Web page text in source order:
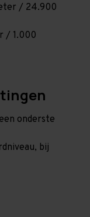
/ 24.900
/ 1.000
onderste
bij